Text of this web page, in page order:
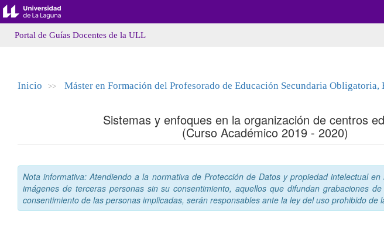
Portal de Guías Docentes de la ULL
Inicio >> Máster en Formación del Profesorado de Educación Secundaria
Sistemas y enfoques en la organización de centros
(Curso Académico 2019 - 2020)
Nota informativa: Atendiendo a la normativa de Protección de Datos y propiedad intelectual
imágenes de terceras personas sin su consentimiento, aquellos que difundan grabaciones
consentimiento de las personas implicadas, serán responsables ante la ley del uso prohibido de